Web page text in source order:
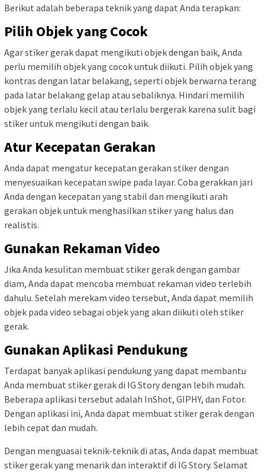
Berikut adalah beberapa teknik yang dapat Anda terapkan:
Pilih Objek yang Cocok
Agar stiker gerak dapat mengikuti objek dengan baik, Anda
perlu memilih objek yang cocok untuk diikuti. Pilih objek yang
kontras dengan latar belakang, seperti objek berwarna terang
pada latar belakang gelap atau sebaliknya. Hindari memilih
objek yang terlalu kecil atau terlalu bergerak karena sulit bagi
stiker untuk mengikuti dengan baik.
Atur Kecepatan Gerakan
Anda dapat mengatur kecepatan gerakan stiker dengan
menyesuaikan kecepatan swipe pada layar. Coba gerakkan jari
Anda dengan kecepatan yang stabil dan mengikuti arah
gerakan objek untuk menghasilkan stiker yang halus dan
realistis.
Gunakan Rekaman Video
Jika Anda kesulitan membuat stiker gerak dengan gambar
diam, Anda dapat mencoba membuat rekaman video terlebih
dahulu. Setelah merekam video tersebut, Anda dapat memilih
objek pada video sebagai objek yang akan diikuti oleh stiker
gerak.
Gunakan Aplikasi Pendukung
Terdapat banyak aplikasi pendukung yang dapat membantu
Anda membuat stiker gerak di IG Story dengan lebih mudah.
Beberapa aplikasi tersebut adalah InShot, GIPHY, dan Fotor.
Dengan aplikasi ini, Anda dapat membuat stiker gerak dengan
lebih cepat dan mudah.
Dengan menguasai teknik-teknik di atas, Anda dapat membuat
stiker gerak yang menarik dan interaktif di IG Story. Selamat